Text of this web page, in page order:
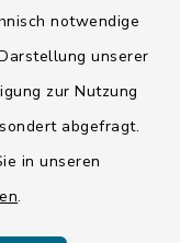
notwendige
unserer
zur Nutzung
abgefragt.
in unseren
.